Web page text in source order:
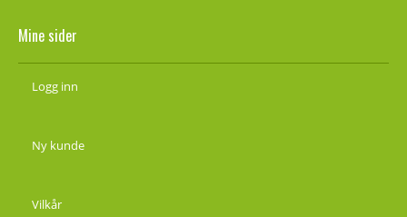
Mine sider
Logg inn
Ny kunde
Vilkår